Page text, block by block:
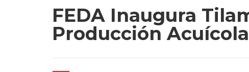
FEDA Inaugura
Producción